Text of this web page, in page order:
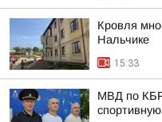
Кровля
Нальчике
15:33
МВД по